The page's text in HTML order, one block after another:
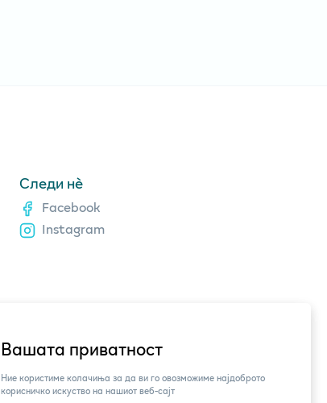
Вашата приватност
Ние користиме колачиња за да ви го овозможиме најдоброто
корисничко искуство на нашиот веб-сајт
Следи нè
Facebook
Instagram